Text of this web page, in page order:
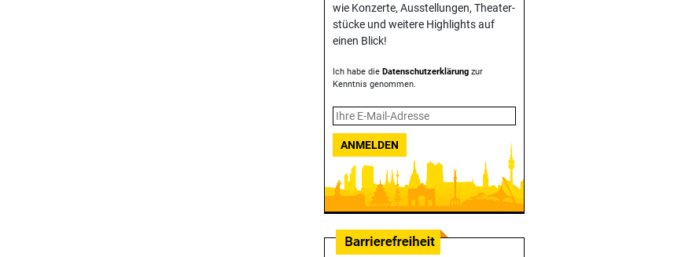
wie Konzerte, Ausstellungen, Theater­
stücke und weitere Highlights auf
einen Blick!
Ich habe die Datenschutzerklärung zur
Kenntnis genommen.
ANMELDEN